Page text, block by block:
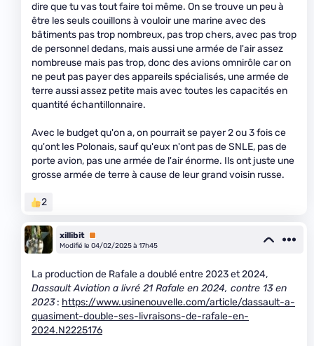
dire que tu vas tout faire toi même. On se trouve un peu à
être les seuls couillons à vouloir une marine avec des
bâtiments pas trop nombreux, pas trop chers, avec pas trop
de personnel dedans, mais aussi une armée de l'air assez
nombreuse mais pas trop, donc des avions omnirôle car on
ne peut pas payer des appareils spécialisés, une armée de
terre aussi assez petite mais avec toutes les capacités en
quantité échantillonnaire.
Avec le budget qu'on a, on pourrait se payer 2 ou 3 fois ce
qu'ont les Polonais, sauf qu'eux n'ont pas de SNLE, pas de
porte avion, pas une armée de l'air énorme. Ils ont juste une
grosse armée de terre à cause de leur grand voisin russe.
2
xillibit Premium
Modifié le 04/02/2025 à 17h45
La production de Rafale a doublé entre 2023 et 2024,
Dassault Aviation a livré 21 Rafale en 2024, contre 13 en
2023: https://www.usinenouvelle.com/article/dassault-a-
quasiment-double-ses-livraisons-de-rafale-en-
2024.N2225176